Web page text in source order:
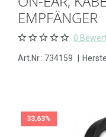
EMPFÄNGER
0
Art.Nr.: 734159
33,63%